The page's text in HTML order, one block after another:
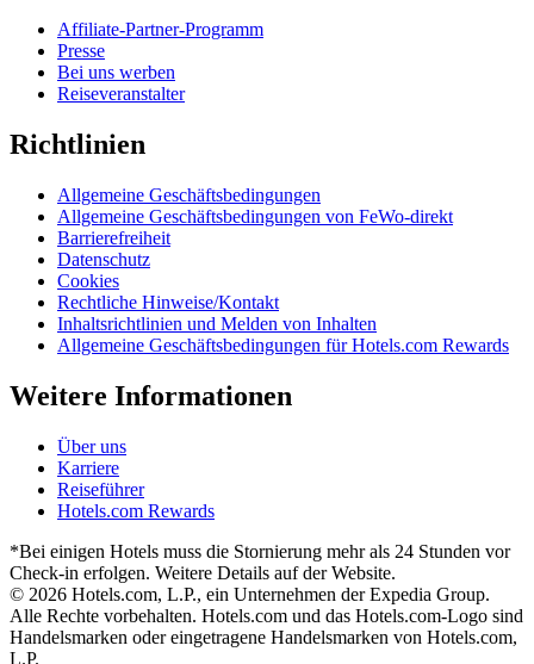
Affiliate-Partner-Programm
Presse
Bei uns werben
Reiseveranstalter
Richtlinien
Allgemeine Geschäftsbedingungen
Allgemeine Geschäftsbedingungen von FeWo-direkt
Barrierefreiheit
Datenschutz
Cookies
Rechtliche Hinweise/Kontakt
Inhaltsrichtlinien und Melden von Inhalten
Allgemeine Geschäftsbedingungen für Hotels.com Rewards
Weitere Informationen
Über uns
Karriere
Reiseführer
Hotels.com Rewards
*Bei einigen Hotels muss die Stornierung mehr als 24 Stunden vor
Check-in erfolgen. Weitere Details auf der Website.
© 2026 Hotels.com, L.P., ein Unternehmen der Expedia Group.
Alle Rechte vorbehalten. Hotels.com und das Hotels.com-Logo sind
Handelsmarken oder eingetragene Handelsmarken von Hotels.com,
L.P.